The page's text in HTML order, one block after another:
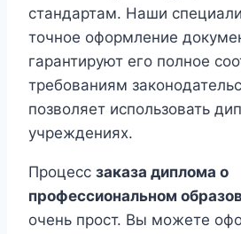
стандартам. Наши
точное оформление
гарантируют его полное
требованиям
позволяет использовать
учреждениях.
Процесс заказа диплома о
профессиональном
очень прост. Вы можете